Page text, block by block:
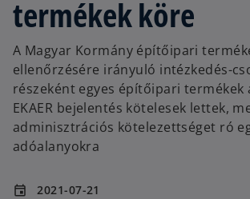
termékek köre
A Magyar Kormány építőipari
ellenőrzésére irányuló intézkedés-
részeként egyes építőipari termékek
EKAER bejelentés kötelesek lettek,
adminisztrációs kötelezettséget ró
adóalanyokra
event 2021-07-21